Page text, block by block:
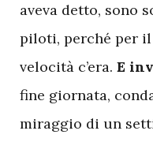
aveva detto, sono
piloti, perché per
velocità c’era. E
fine giornata,
miraggio di un